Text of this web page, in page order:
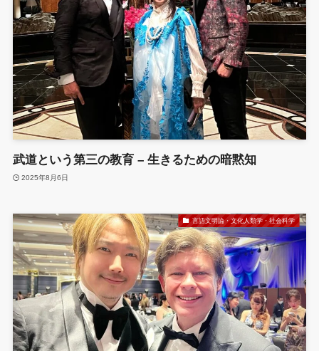
武道という第三の教育 – 生きるための暗黙知
2025年8月6日
言語文明論・文化人類学・社会科学